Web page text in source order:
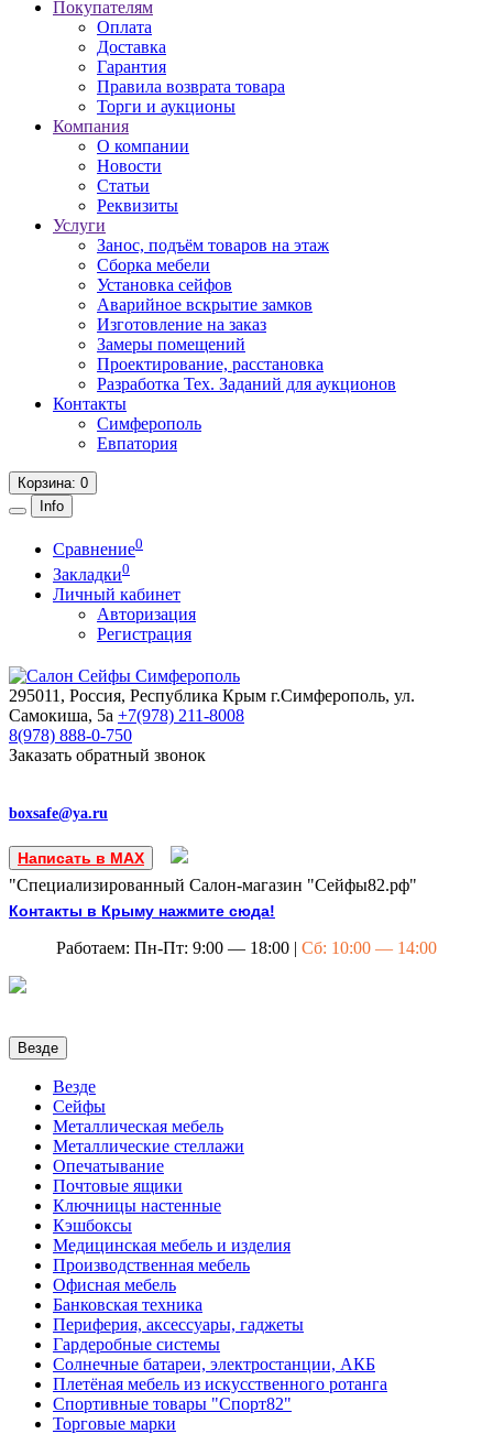
Покупателям
Оплата
Доставка
Гарантия
Правила возврата товара
Торги и аукционы
Компания
О компании
Новости
Статьи
Реквизиты
Услуги
Занос, подъём товаров на этаж
Сборка мебели
Установка сейфов
Аварийное вскрытие замков
Изготовление на заказ
Замеры помещений
Проектирование, расстановка
Разработка Тех. Заданий для аукционов
Контакты
Симферополь
Евпатория
Корзина: 0
Info
Сравнение0
Закладки0
Личный кабинет
Авторизация
Регистрация
295011, Россия, Республика Крым г.Симферополь, ул.
Самокиша, 5а +7(978) 211-8008
8(978) 888-0-750
Заказать обратный звонок
boxsafe@ya.ru
Написать в MAX
"Специализированный Салон-магазин "Сейфы82.рф"
Контакты в Крыму нажмите сюда!
Работаем: Пн-Пт: 9:00 — 18:00 | Сб: 10:00 — 14:00
Везде
Везде
Сейфы
Металлическая мебель
Металлические стеллажи
Опечатывание
Почтовые ящики
Ключницы настенные
Кэшбоксы
Медицинская мебель и изделия
Производственная мебель
Офисная мебель
Банковская техника
Периферия, аксессуары, гаджеты
Гардеробные системы
Солнечные батареи, электростанции, АКБ
Плетёная мебель из искусственного ротанга
Спортивные товары "Спорт82"
Торговые марки